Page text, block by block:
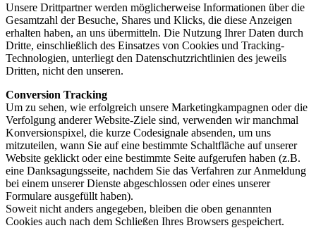
Unsere Drittpartner werden möglicherweise Informationen über die
Gesamtzahl der Besuche, Shares und Klicks, die diese Anzeigen
erhalten haben, an uns übermitteln. Die Nutzung Ihrer Daten durch
Dritte, einschließlich des Einsatzes von Cookies und Tracking-
Technologien, unterliegt den Datenschutzrichtlinien des jeweils
Dritten, nicht den unseren.
Conversion Tracking
Um zu sehen, wie erfolgreich unsere Marketingkampagnen oder die
Verfolgung anderer Website-Ziele sind, verwenden wir manchmal
Konversionspixel, die kurze Codesignale absenden, um uns
mitzuteilen, wann Sie auf eine bestimmte Schaltfläche auf unserer
Website geklickt oder eine bestimmte Seite aufgerufen haben (z.B.
eine Danksagungsseite, nachdem Sie das Verfahren zur Anmeldung
bei einem unserer Dienste abgeschlossen oder eines unserer
Formulare ausgefüllt haben).
Soweit nicht anders angegeben, bleiben die oben genannten
Cookies auch nach dem Schließen Ihres Browsers gespeichert.